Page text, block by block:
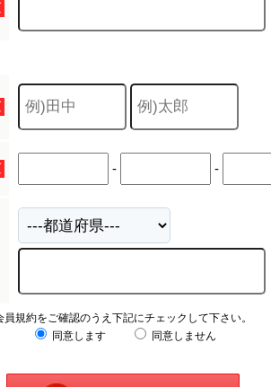
- -
員規約をご確認のうえ下記にチェックして下さい。
同意します
同意しません